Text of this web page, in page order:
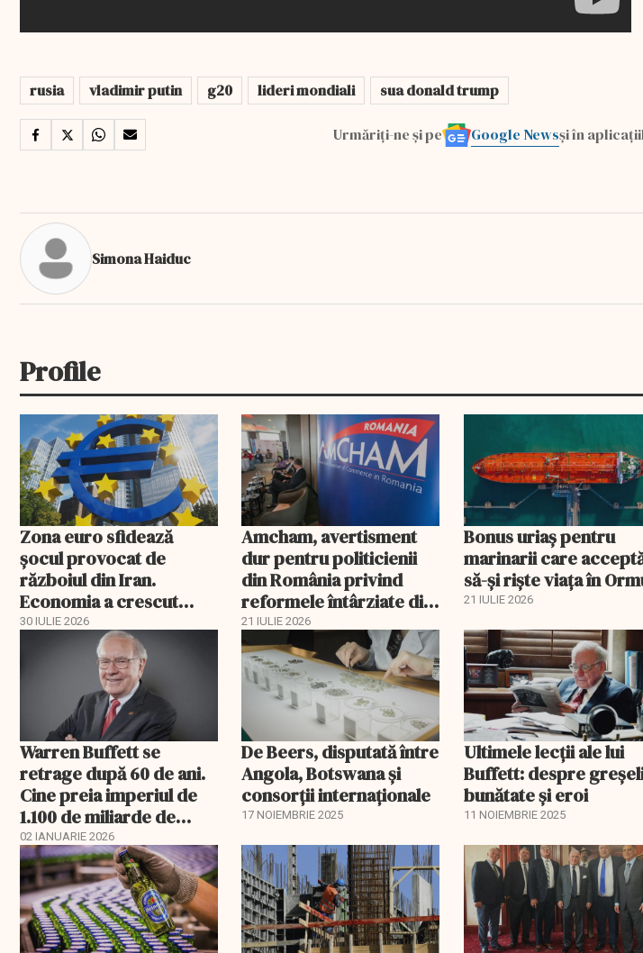
rusia vladimir putin g20 lideri mondiali sua donald trump
Urmăriți-ne și pe Google Newsși în
Simona Haiduc
Profile
Zona euro sfidează
șocul provocat de
războiul din Iran.
Economia a crescut
peste așteptări
30 IULIE 2026
Amcham, avertisment
dur pentru politicienii
din România privind
reformele întârziate din
PNRR
21 IULIE 2026
Bonus uriaș pentru
marinarii care
să-și riște viața în
21 IULIE 2026
Warren Buffett se
retrage după 60 de ani.
Cine preia imperiul de
1.100 de miliarde de
dolari
02 IANUARIE 2026
De Beers, disputată între
Angola, Botswana și
consorții internaționale
17 NOIEMBRIE 2025
Ultimele lecții ale lui
Buffett: despre
bunătate și eroi
11 NOIEMBRIE 2025